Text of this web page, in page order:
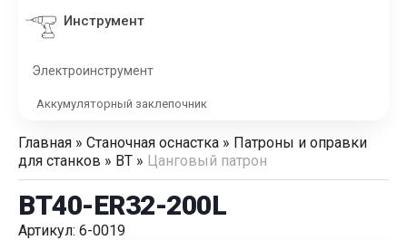
Инструмент
Электроинструмент
Аккумуляторный заклепочник
Главная » Станочная оснастка » Патроны и оправки
для станков » BT » Цанговый патрон
BT40-ER32-200L
Артикул: 6-0019